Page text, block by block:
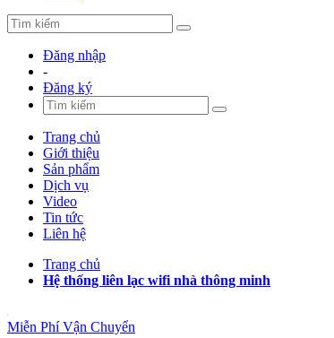
Đăng nhập
-
Đăng ký
Trang chủ
Giới thiệu
Sản phẩm
Dịch vụ
Video
Tin tức
Liên hệ
Trang chủ
Hệ thống liên lạc wifi nhà thông minh
Miễn Phí Vận Chuyển